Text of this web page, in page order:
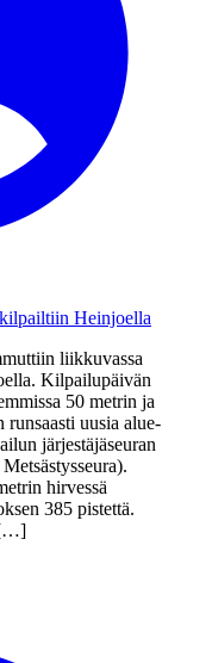
Heinjoella
liikkuvassa
Kilpailupäivän
50 metrin ja
uusia alue-
järjestäjäseuran
hirvessä
385 pistettä.
[…]